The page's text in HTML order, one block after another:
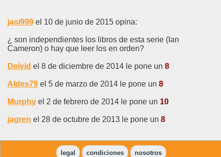
jasi999 el 10 de junio de 2015 opina:
¿ son independientes los libros de esta serie (Ian
Cameron) o hay que leer los en orden?
Deivid el 8 de diciembre de 2014 le pone un 8
Aldes79 el 5 de marzo de 2014 le pone un 8
Murphy el 2 de febrero de 2014 le pone un 10
jagren el 28 de octubre de 2013 le pone un 8
legal condiciones nosotros